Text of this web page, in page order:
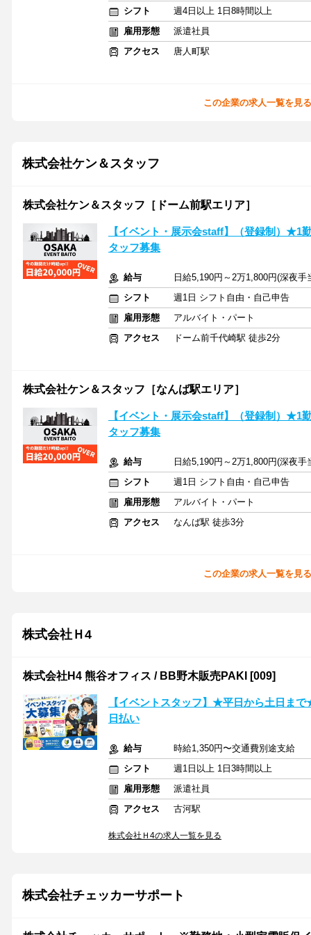
シフト
週4日以上 1日8時間以上
雇用形態
派遣社員
アクセス
唐人町駅
この企業の求人一覧を見る
株式会社ケン＆スタッフ
株式会社ケン＆スタッフ［ドーム前駅エリア］
【イベント・展示会staff】（登録制）★1
タッフ募集
給与
日給5,190円～2万1,800円(深夜
シフト
週1日 シフト自由・自己申告
雇用形態
アルバイト・パート
アクセス
ドーム前千代崎駅 徒歩2分
株式会社ケン＆スタッフ［なんば駅エリア］
【イベント・展示会staff】（登録制）★1
タッフ募集
給与
日給5,190円～2万1,800円(深夜
シフト
週1日 シフト自由・自己申告
雇用形態
アルバイト・パート
アクセス
なんば駅 徒歩3分
この企業の求人一覧を見る
株式会社Ｈ4
株式会社H4 熊谷オフィス / BB野木販売PAKI [009]
【イベントスタッフ】★平日から土日ま
日払い
給与
時給1,350円〜交通費別途支給
シフト
週1日以上 1日3時間以上
雇用形態
派遣社員
アクセス
古河駅
株式会社Ｈ4の求人一覧を見る
株式会社チェッカーサポート